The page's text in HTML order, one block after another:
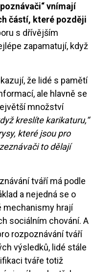
vnímají
částí, které později
s dřívějším
zapamatují, když
že lidé s pamětí
ale hlavně se
množství
kreslíte karikaturu,“
které jsou pro
to dělají
tváří má podle
a nejedná se o
mechanismy hrají
sociálním chování. A
rozpoznávání tváří
výsledků, lidé stále
tváře totiž